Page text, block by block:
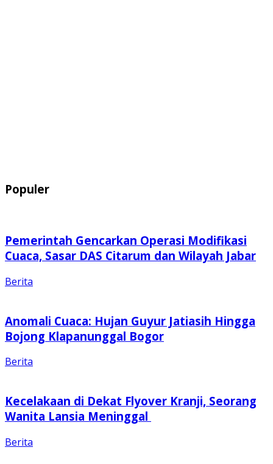
Populer
Pemerintah Gencarkan Operasi Modifikasi
Cuaca, Sasar DAS Citarum dan Wilayah Jabar
Berita
Anomali Cuaca: Hujan Guyur Jatiasih Hingga
Bojong Klapanunggal Bogor
Berita
Kecelakaan di Dekat Flyover Kranji, Seorang
Wanita Lansia Meninggal
Berita